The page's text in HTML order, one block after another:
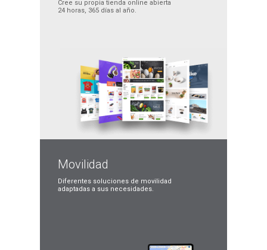
Cree su propia tienda online abierta
24 horas, 365 días al año.
Movilidad
Diferentes soluciones de movilidad
adaptadas a sus necesidades.